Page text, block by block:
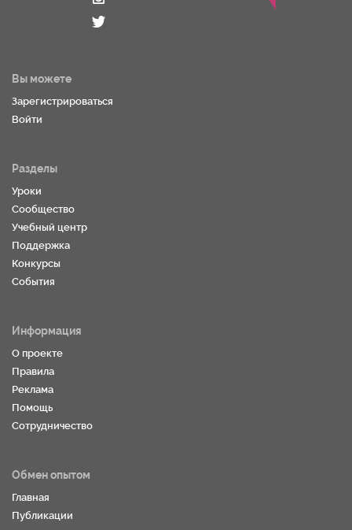
Вы можете
Зарегистрироваться
Войти
Разделы
Уроки
Сообщество
Учебный центр
Поддержка
Конкурсы
События
Информация
О проекте
Правила
Реклама
Помощь
Сотрудничество
Обмен опытом
Главная
Публикации